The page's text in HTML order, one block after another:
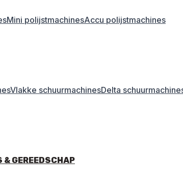
Mini polijstmachinesAccu polijstmachines
Vlakke schuurmachinesDelta
& GEREEDSCHAP